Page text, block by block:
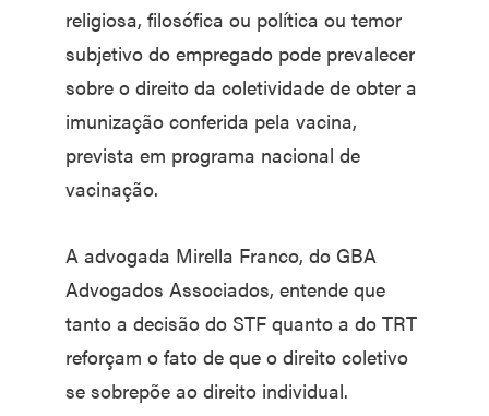
religiosa, filosófica ou política ou temor
subjetivo do empregado pode prevalecer
sobre o direito da coletividade de obter a
imunização conferida pela vacina,
prevista em programa nacional de
vacinação.
A advogada Mirella Franco, do GBA
Advogados Associados, entende que
tanto a decisão do STF quanto a do TRT
reforçam o fato de que o direito coletivo
se sobrepõe ao direito individual.